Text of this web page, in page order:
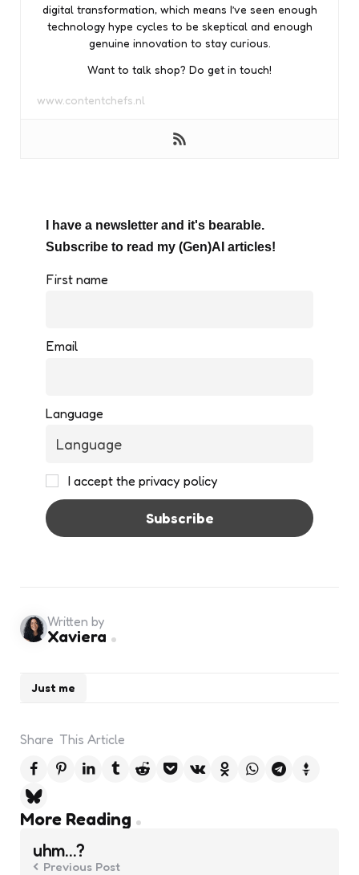
digital transformation, which means I’ve seen enough
technology hype cycles to be skeptical and enough
genuine innovation to stay curious.
Want to talk shop? Do get in touch!
www.contentchefs.nl
I have a newsletter and it's bearable.
Subscribe to read my (Gen)AI articles!
First name
Email
Language
I accept the privacy policy
Just me
Written by
Xaviera
Share This Article
More Reading
Post
navigation
uhm…?
Previous Post